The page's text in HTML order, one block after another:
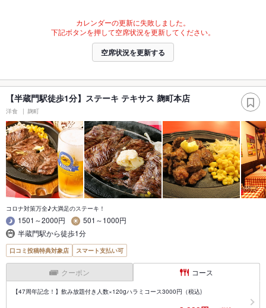
カレンダーの更新に失敗しました。
下記ボタンを押して空席状況を更新してください。
空席状況を更新する
【半蔵門駅徒歩1分】ステーキ テキサス 麹町本店
洋食 麹町
コロナ対策万全♪大満足のステーキ！
1501～2000円
501～1000円
半蔵門駅から徒歩1分
口コミ投稿特典対象店 スマート支払い可
クーポン コース
【47周年記念！】飲み放題付き人数×120gハラミコース3000円（税込)